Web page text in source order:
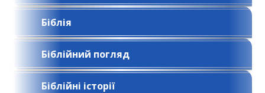
Біблія
Біблійний погляд
Біблійні історії